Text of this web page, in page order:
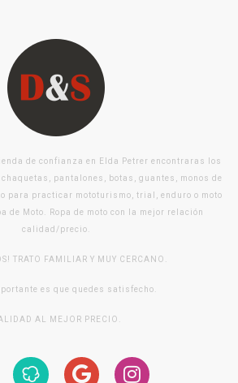
de confianza en Elda Petrer encontraras los
pantalones, botas, guantes, monos de
para practicar mototurismo, trial, enduro o moto
de Moto. Ropa de moto con la mejor relación
calidad/precio.
TRATO FAMILIAR Y MUY CERCANO.
es que quedes satisfecho.
AL MEJOR PRECIO.